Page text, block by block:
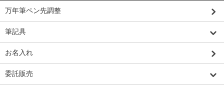
万年筆ペン先調整
筆記具
お名入れ
委託販売